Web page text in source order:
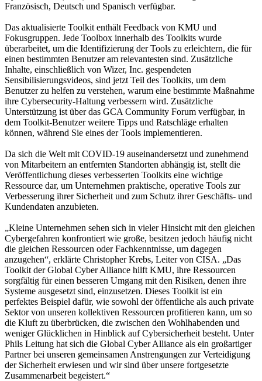
Französisch, Deutsch und Spanisch verfügbar.
Das aktualisierte Toolkit enthält Feedback von KMU und
Fokusgruppen. Jede Toolbox innerhalb des Toolkits wurde
überarbeitet, um die Identifizierung der Tools zu erleichtern, die für
einen bestimmten Benutzer am relevantesten sind. Zusätzliche
Inhalte, einschließlich von Wizer, Inc. gespendeten
Sensibilisierungsvideos, sind jetzt Teil des Toolkits, um dem
Benutzer zu helfen zu verstehen, warum eine bestimmte Maßnahme
ihre Cybersecurity-Haltung verbessern wird. Zusätzliche
Unterstützung ist über das GCA Community Forum verfügbar, in
dem Toolkit-Benutzer weitere Tipps und Ratschläge erhalten
können, während Sie eines der Tools implementieren.
Da sich die Welt mit COVID-19 auseinandersetzt und zunehmend
von Mitarbeitern an entfernten Standorten abhängig ist, stellt die
Veröffentlichung dieses verbesserten Toolkits eine wichtige
Ressource dar, um Unternehmen praktische, operative Tools zur
Verbesserung ihrer Sicherheit und zum Schutz ihrer Geschäfts- und
Kundendaten anzubieten.
„Kleine Unternehmen sehen sich in vieler Hinsicht mit den gleichen
Cybergefahren konfrontiert wie große, besitzen jedoch häufig nicht
die gleichen Ressourcen oder Fachkenntnisse, um dagegen
anzugehen“, erklärte Christopher Krebs, Leiter von CISA. „Das
Toolkit der Global Cyber Alliance hilft KMU, ihre Ressourcen
sorgfältig für einen besseren Umgang mit den Risiken, denen ihre
Systeme ausgesetzt sind, einzusetzen. Dieses Toolkit ist ein
perfektes Beispiel dafür, wie sowohl der öffentliche als auch private
Sektor von unseren kollektiven Ressourcen profitieren kann, um so
die Kluft zu überbrücken, die zwischen den Wohlhabenden und
weniger Glücklichen in Hinblick auf Cybersicherheit besteht. Unter
Phils Leitung hat sich die Global Cyber Alliance als ein großartiger
Partner bei unseren gemeinsamen Anstrengungen zur Verteidigung
der Sicherheit erwiesen und wir sind über unsere fortgesetzte
Zusammenarbeit begeistert.“